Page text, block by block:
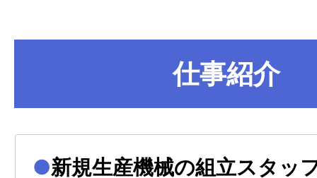
仕事紹介
●新規⽣産機械の組⽴スタッ